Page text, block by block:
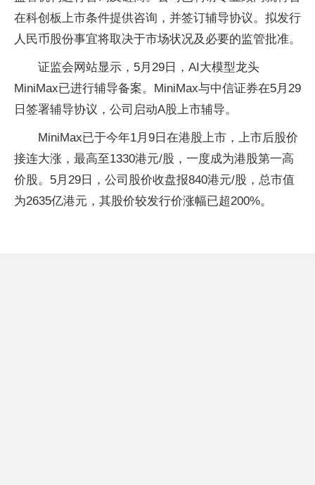
在科创板上市条件提供咨询，并签订辅导协议。拟发行
人民币股份事宜将取决于市场状况及必要的监管批准。
证监会网站显示，5月29日，AI大模型龙头
MiniMax已进行辅导备案。MiniMax与中信证券在5月29
日签署辅导协议，公司启动A股上市辅导。
MiniMax已于今年1月9日在港股上市，上市后股价
接连大涨，最高至1330港元/股，一度成为港股第一高
价股。5月29日，公司股价收盘报840港元/股，总市值
为2635亿港元，其股价较发行价涨幅已超200%。